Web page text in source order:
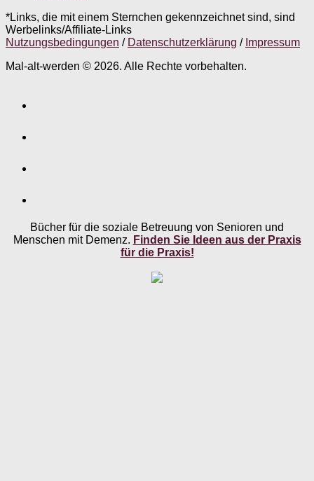
*Links, die mit einem Sternchen gekennzeichnet sind, sind
Werbelinks/Affiliate-Links
Nutzungsbedingungen / Datenschutzerklärung / Impressum
Mal-alt-werden © 2026. Alle Rechte vorbehalten.
Bücher für die soziale Betreuung von Senioren und
Menschen mit Demenz. Finden Sie Ideen aus der Praxis
für die Praxis!